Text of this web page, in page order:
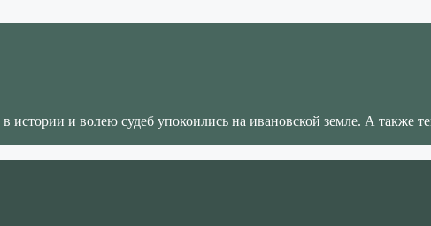
и волею судеб упокоились на ивановской земле. А также